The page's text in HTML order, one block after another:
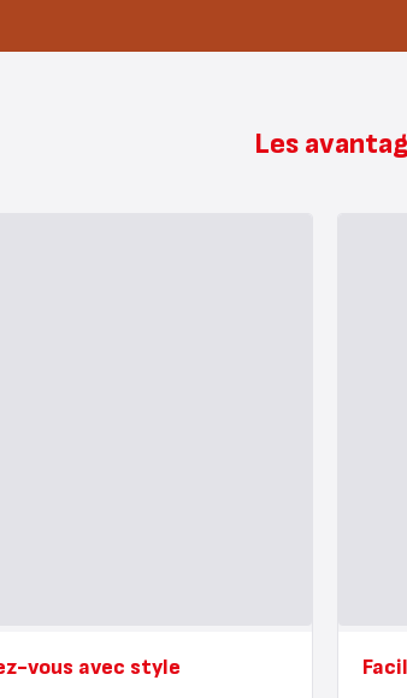
Les
vous avec style